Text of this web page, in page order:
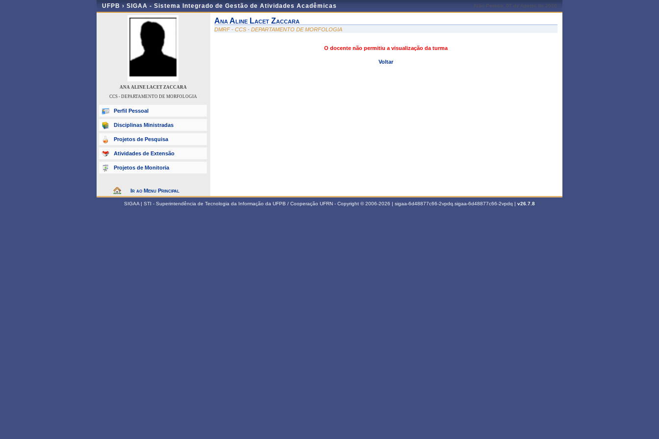
UFPB › SIGAA - Sistema Integrado de Gestão de Atividades Acadêmicas João Pessoa, 07 de Agosto de 2026
ANA ALINE LACET ZACCARA
CCS - DEPARTAMENTO DE MORFOLOGIA
Perfil Pessoal
Disciplinas Ministradas
Projetos de Pesquisa
Atividades de Extensão
Projetos de Monitoria
Ir ao Menu Principal
Ana Aline Lacet Zaccara
DMRF - CCS - DEPARTAMENTO DE MORFOLOGIA
O docente não permitiu a visualização da turma
Voltar
SIGAA | STI - Superintendência de Tecnologia da Informação da UFPB / Cooperação UFRN - Copyright © 2006-2026 | sigaa-6d48877c66-2vpdq.sigaa-6d48877c66-2vpdq | v26.7.8